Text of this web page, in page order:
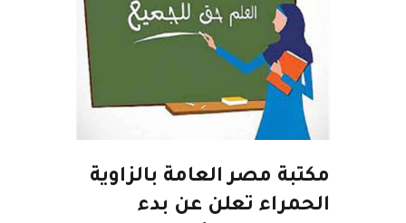
مكتبة مصر العامة بالزاوية
الحمراء تعلن عن بدء